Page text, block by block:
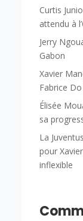
Curtis
attendu à
Jerry
Gabon
Xavier
Fabrice
Élisée
sa
La
pour
inflexible